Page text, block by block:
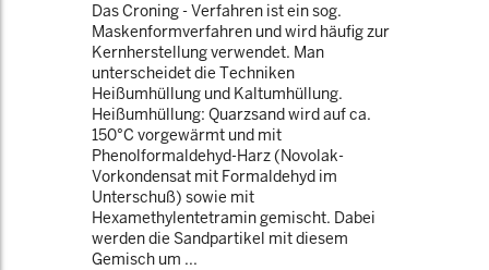
Das Croning - Verfahren ist ein sog.
Maskenformverfahren und wird häufig zur
Kernherstellung verwendet. Man
unterscheidet die Techniken
Heißumhüllung und Kaltumhüllung.
Heißumhüllung: Quarzsand wird auf ca.
150°C vorgewärmt und mit
Phenolformaldehyd-Harz (Novolak-
Vorkondensat mit Formaldehyd im
Unterschuß) sowie mit
Hexamethylentetramin gemischt. Dabei
werden die Sandpartikel mit diesem
Gemisch um ...